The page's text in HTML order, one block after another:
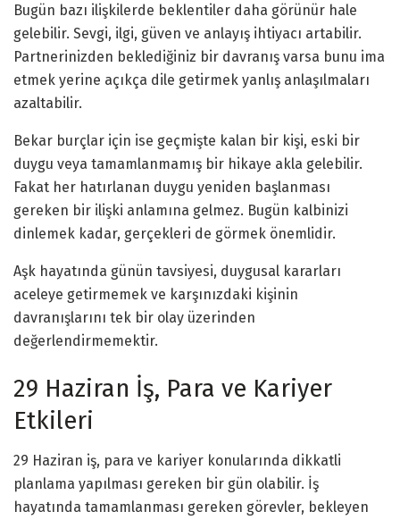
Bugün bazı ilişkilerde beklentiler daha görünür hale
gelebilir. Sevgi, ilgi, güven ve anlayış ihtiyacı artabilir.
Partnerinizden beklediğiniz bir davranış varsa bunu ima
etmek yerine açıkça dile getirmek yanlış anlaşılmaları
azaltabilir.
Bekar burçlar için ise geçmişte kalan bir kişi, eski bir
duygu veya tamamlanmamış bir hikaye akla gelebilir.
Fakat her hatırlanan duygu yeniden başlanması
gereken bir ilişki anlamına gelmez. Bugün kalbinizi
dinlemek kadar, gerçekleri de görmek önemlidir.
Aşk hayatında günün tavsiyesi, duygusal kararları
aceleye getirmemek ve karşınızdaki kişinin
davranışlarını tek bir olay üzerinden
değerlendirmemektir.
29 Haziran İş, Para ve Kariyer
Etkileri
29 Haziran iş, para ve kariyer konularında dikkatli
planlama yapılması gereken bir gün olabilir. İş
hayatında tamamlanması gereken görevler, bekleyen